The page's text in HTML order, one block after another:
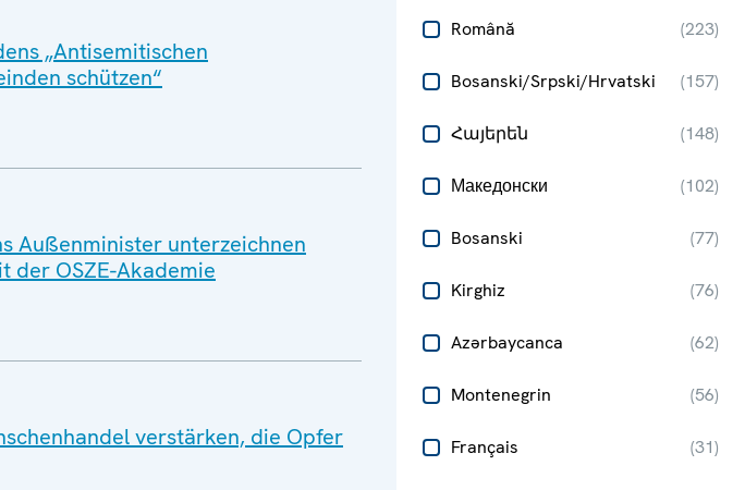
Română (223)
Bosanski/Srpski/Hrvatski (157)
Հայերեն (148)
Македонски (102)
Bosanski (77)
Kirghiz (76)
Azərbaycanca (62)
Montenegrin (56)
Français (31)
„Antisemitischen
schützen“
Außenminister unterzeichnen
der OSZE-Akademie
verstärken, die Opfer